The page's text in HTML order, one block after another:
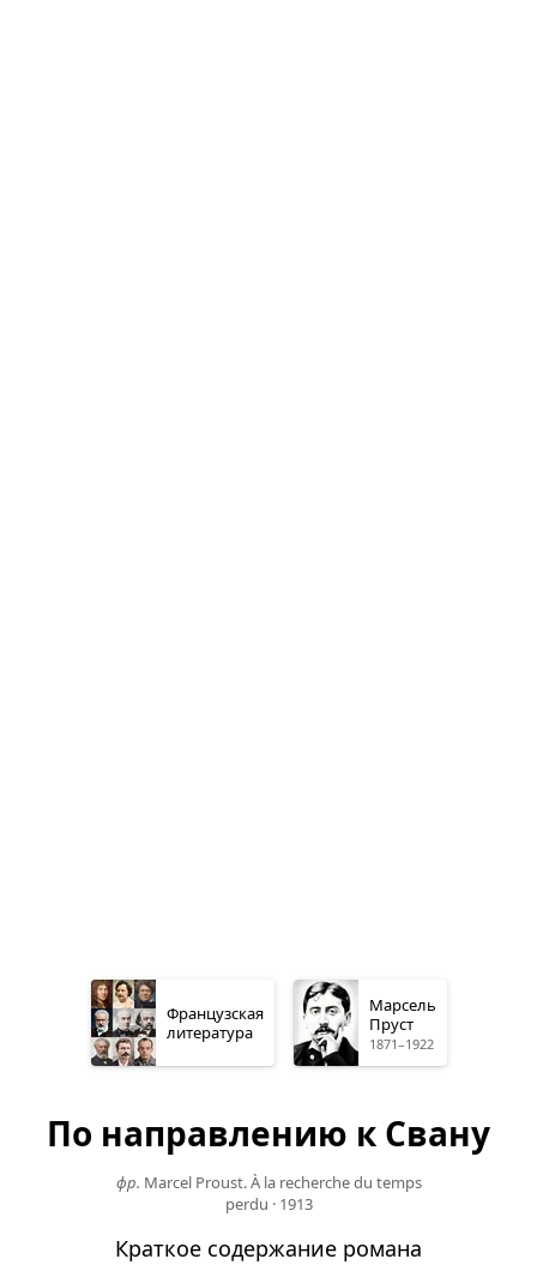
Французская
литература
Марсель
Пруст
1871–1922
По направлению к Свану
фр. Marcel Proust. À la recherche du temps
perdu · 1913
Краткое содержание романа